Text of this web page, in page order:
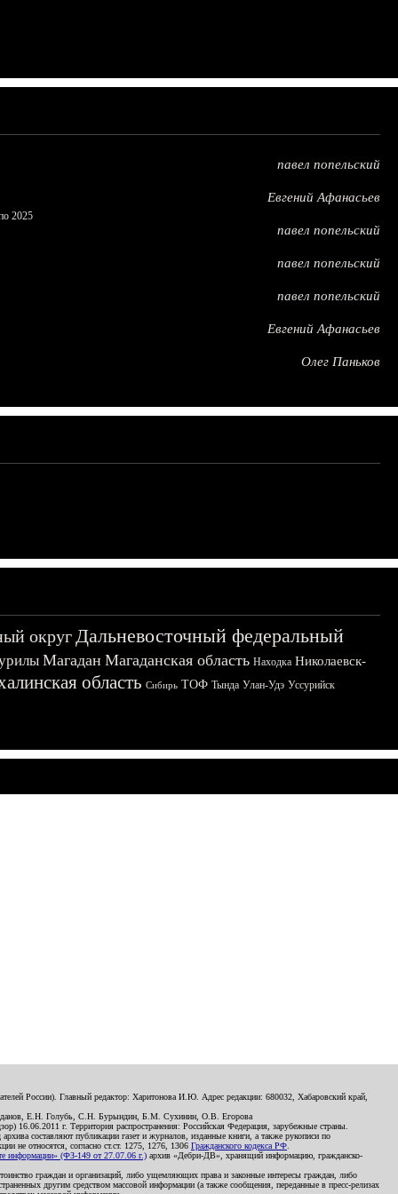
павел попельский
Евгений Афанасьев
2025
павел попельский
павел попельский
павел попельский
Евгений Афанасьев
Олег Паньков
округДальневосточный федеральный
Магадан Магаданская область Находка Николаевск-
область Сибирь ТОФ Тында Улан-Удэ Уссурийск
России). Главный редактор: Харитонова И.Ю. Адрес редакции: 680032, Хабаровский край,
Е.Н. Голубь, С.Н. Бурындин, Б.М. Сухинин, О.В. Егорова
16.06.2011 г. Территория распространения: Российская Федерация, зарубежные страны.
составляют публикации газет и журналов, изданные книги, а также рукописи по
не относятся, согласно ст.ст. 1275, 1276, 1306 Гражданского кодекса РФ
информации» (ФЗ-149 от 27.07.06 г.) архив «Дебри-ДВ», хранящий информацию, гражданско-
граждан и организаций, либо ущемляющих права и законные интересы граждан, либо
другим средством массовой информации (а также сообщения, переданные в пресс-релизах